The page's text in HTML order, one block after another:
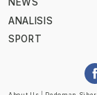
ANALISIS
SPORT